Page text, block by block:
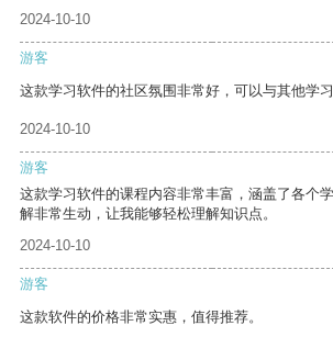
2024-10-10
游客
这款学习软件的社区氛围非常好，可以与其他学
2024-10-10
游客
这款学习软件的课程内容非常丰富，涵盖了各个
解非常生动，让我能够轻松理解知识点。
2024-10-10
游客
这款软件的价格非常实惠，值得推荐。